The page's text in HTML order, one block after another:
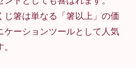
じ箸は単なる「箸以上」の価
ケーションツールとして人気